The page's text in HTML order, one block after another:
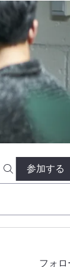
参加する
フォロ